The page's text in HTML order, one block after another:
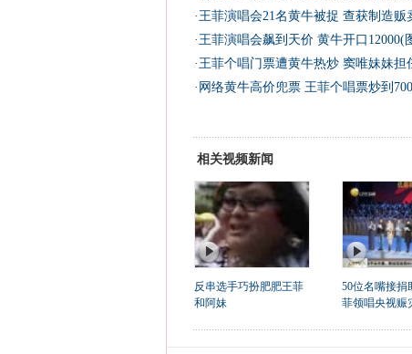
·王菲演唱会21名黄牛被捉 查获制造贩
·王菲演唱会飙到天价 黄牛开口12000(
·王菲个唱门票遭黄牛热炒 窦唯妹妹担
· 网络黄牛高价兜票 王菲个唱票炒到
相关视频新闻
反串选手巧扮肥肥王菲
和阿妹
50位名嘴接捐
菲领唱央视赈